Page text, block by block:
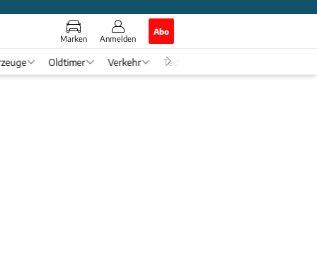
Marken Anmelden
Abo
Oldtimer Verkehr Tech & Zukunft